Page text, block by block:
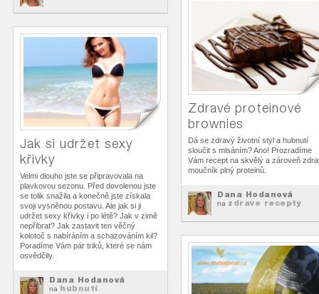
Zdravé proteinové
brownies
Dá se zdravý životní styl a hubnutí
sloučit s mlsáním? Ano! Prozradíme
Vám recept na skvělý a zároveň
moučník plný proteinů.
Dana Hodanová
na zdrave recepty
Jak si udržet sexy
křivky
Velmi dlouho jste se připravovala na
plavkovou sezonu. Před dovolenou jste
se tolik snažila a konečně jste získala
svoji vysněnou postavu. Ale jak si ji
udržet sexy křivky i po létě? Jak v zimě
nepřibrat? Jak zastavit ten věčný
kolotoč s nabíráním a schazováním kil?
Poradíme Vám pár triků, které se nám
osvědčily.
Dana Hodanová
na hubnutí